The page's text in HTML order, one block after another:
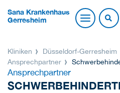
Sana Krankenhaus
Gerresheim
Kliniken Düsseldorf-Gerresheim
Ansprechpartner
Ansprechpartner